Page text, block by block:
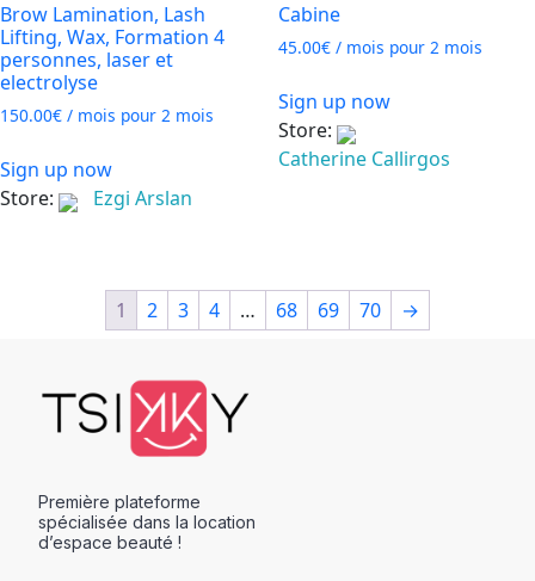
Brow Lamination, Lash
Lifting, Wax, Formation 4
personnes, laser et
electrolyse
150.00€ / mois pour 2 mois
Sign up now
Store:
Ezgi Arslan
Cabine
45.00€ / mois pour 2 mois
Sign up now
Store:
Catherine Callirgos
1 2 3 4 … 68 69 70 →
Première plateforme
spécialisée dans la location
d’espace beauté !